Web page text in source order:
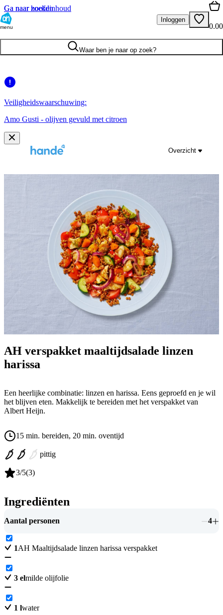
Ga naar hoofdinhoud
Ga naar zoeken
menu
Inloggen
0.00
Waar ben je naar op zoek?
Veiligheidswaarschuwing:
Amo Gusti - olijven gevuld met citroen
Overzicht
AH verspakket maaltijdsalade linzen
harissa
Een heerlijke combinatie: linzen en harissa. Eens geproefd en je wil
het blijven eten. Makkelijk te bereiden met het verspakket van
Albert Heijn.
15 min. bereiden, 20 min. oventijd
pittig
3/5(3)
Ingrediënten
Aantal personen 4
1AH Maaltijdsalade linzen harissa verspakket
3 elmilde olijfolie
1 lwater